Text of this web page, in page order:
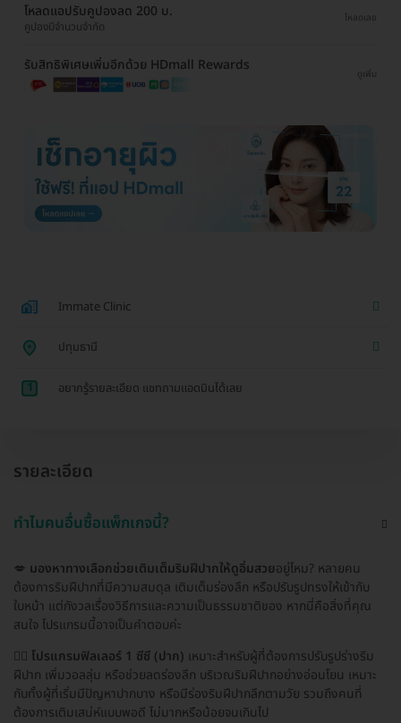
โหลดแอปรับคูปองลด 200 บ.
คูปองมีจำนวนจำกัด
โหลดเลย
รับสิทธิพิเศษเพิ่มอีกด้วย HDmall Rewards
ดูเพิ่ม
Immate Clinic
ปทุมธานี
1 อยากรู้รายละเอียด แชทถามแอดมินได้เลย
รายละเอียด
ทำไมคนอื่นซื้อแพ็กเกจนี้?
💋 มองหาทางเลือกช่วยเติมเต็มริมฝีปากให้ดูอิ่มสวยอยู่ไหม? หลายคน
ต้องการริมฝีปากที่มีความสมดุล เติมเต็มร่องลึก หรือปรับรูปทรงให้เข้ากับ
ใบหน้า แต่กังวลเรื่องวิธีการและความเป็นธรรมชาติของ หากนี่คือสิ่งที่คุณ
สนใจ โปรแกรมนี้อาจเป็นคำตอบค่ะ
👩‍⚕️ โปรแกรมฟิลเลอร์ 1 ซีซี (ปาก) เหมาะสำหรับผู้ที่ต้องการปรับรูปร่างริม
ฝีปาก เพิ่มวอลลุ่ม หรือช่วยลดร่องลึก บริเวณริมฝีปากอย่างอ่อนโยน เหมาะ
กับทั้งผู้ที่เริ่มมีปัญหาปากบาง หรือมีร่องริมฝีปากลึกตามวัย รวมถึงคนที่
ต้องการเติมเสน่ห์แบบพอดี ไม่มากหรือน้อยจนเกินไป